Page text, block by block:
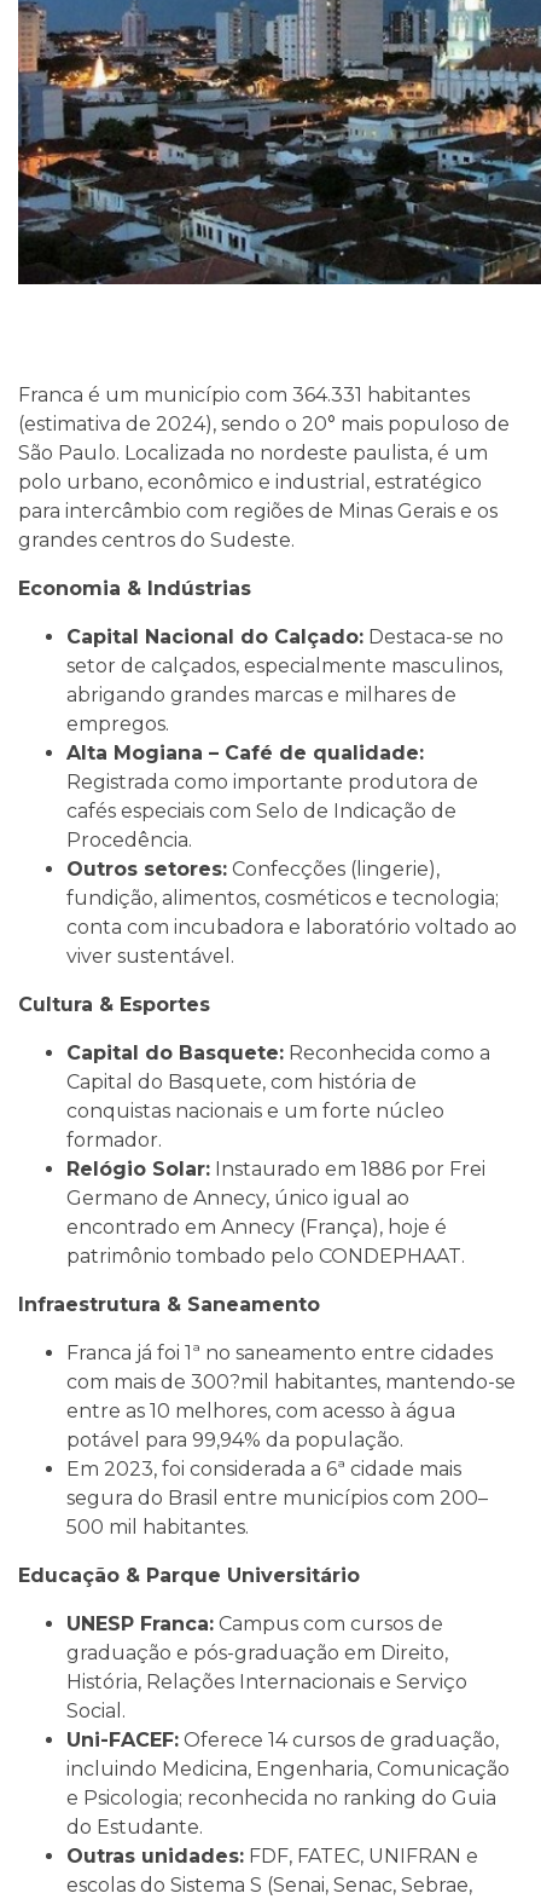
Franca é um município com 364.331 habitantes
(estimativa de 2024), sendo o 20° mais populoso de
São Paulo. Localizada no nordeste paulista, é um
polo urbano, econômico e industrial, estratégico
para intercâmbio com regiões de Minas Gerais e os
grandes centros do Sudeste.
Economia & Indústrias
Capital Nacional do Calçado: Destaca-se no
setor de calçados, especialmente masculinos,
abrigando grandes marcas e milhares de
empregos.
Alta Mogiana – Café de qualidade:
Registrada como importante produtora de
cafés especiais com Selo de Indicação de
Procedência.
Outros setores: Confecções (lingerie),
fundição, alimentos, cosméticos e tecnologia;
conta com incubadora e laboratório voltado ao
viver sustentável.
Cultura & Esportes
Capital do Basquete: Reconhecida como a
Capital do Basquete, com história de
conquistas nacionais e um forte núcleo
formador.
Relógio Solar: Instaurado em 1886 por Frei
Germano de Annecy, único igual ao
encontrado em Annecy (França), hoje é
patrimônio tombado pelo CONDEPHAAT.
Infraestrutura & Saneamento
Franca já foi 1ª no saneamento entre cidades
com mais de 300?mil habitantes, mantendo-se
entre as 10 melhores, com acesso à água
potável para 99,94% da população.
Em 2023, foi considerada a 6ª cidade mais
segura do Brasil entre municípios com 200–
500 mil habitantes.
Educação & Parque Universitário
UNESP Franca: Campus com cursos de
graduação e pós-graduação em Direito,
História, Relações Internacionais e Serviço
Social.
Uni-FACEF: Oferece 14 cursos de graduação,
incluindo Medicina, Engenharia, Comunicação
e Psicologia; reconhecida no ranking do Guia
do Estudante.
Outras unidades: FDF, FATEC, UNIFRAN e
escolas do Sistema S (Senai, Senac, Sebrae,